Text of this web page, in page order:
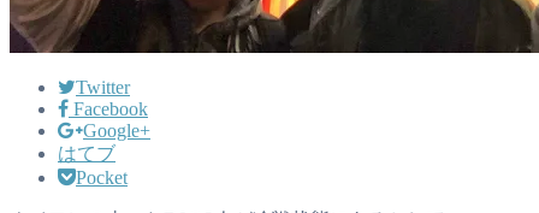
Twitter
Facebook
Google+
はてブ
Pocket